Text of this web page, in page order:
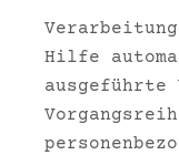
Hilfe
ausgeführte